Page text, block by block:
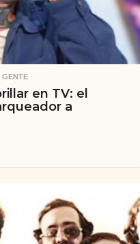
,GENTE
en TV: el
a